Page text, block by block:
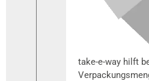
take-e-way hilft